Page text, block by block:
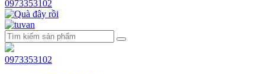
0973353102
0973353102